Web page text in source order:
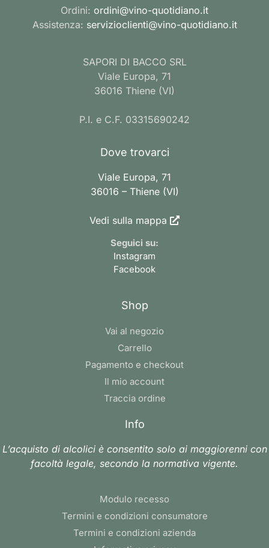
Ordini: ordini@vino-quotidiano.it
Assistenza: servizioclienti@vino-quotidiano.it
SAPORI DI BACCO SRL
Viale Europa, 71
36016 Thiene (VI)
P.I. e C.F. 03315690242
Dove trovarci
Viale Europa, 71
36016 – Thiene (VI)
Vedi sulla mappa
Seguici su:
Instagram
Facebook
Shop
Vai al negozio
Carrello
Pagamento e checkout
Il mio account
Traccia ordine
Info
L’acquisto di alcolici è consentito solo ai maggiorenni con
facoltà legale, secondo la normativa vigente.
Modulo recesso
Termini e condizioni consumatore
Termini e condizioni azienda